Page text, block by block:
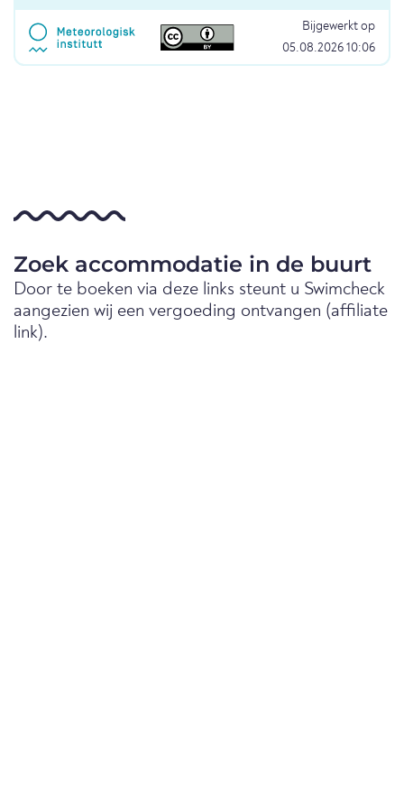
Bijgewerkt op
05.08.2026 10:06
Zoek accommodatie in de buurt
Door te boeken via deze links steunt u Swimcheck
aangezien wij een vergoeding ontvangen (affiliate
link).